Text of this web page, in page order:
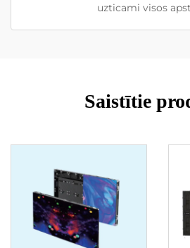
uzticami visos
Saistītie